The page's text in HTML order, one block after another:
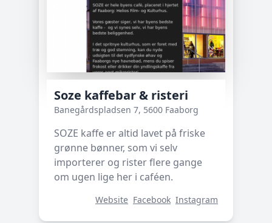
Soze kaffebar & risteri
Banegårdspladsen 7, 5600 Faaborg
SOZE kaffe er altid lavet på friske
grønne bønner, som vi selv
importerer og rister flere gange
om ugen lige her i caféen.
Website Facebook Instagram